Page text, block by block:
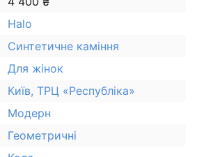
Halo
Синтетичне каміння
Для жінок
Київ, ТРЦ «Республіка»
Модерн
Геометричні